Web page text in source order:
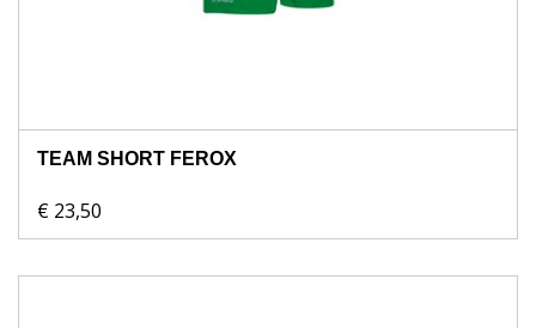
TEAM SHORT FEROX
€ 23,50